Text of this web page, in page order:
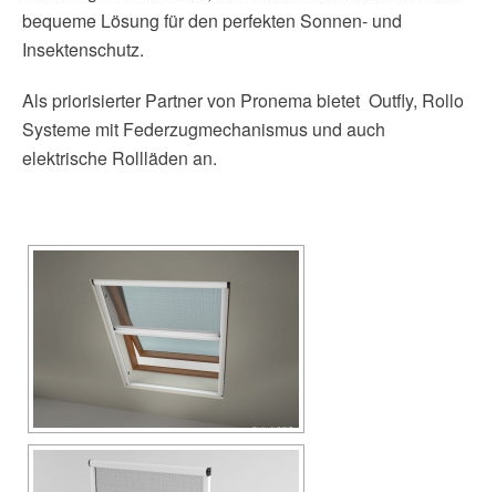
bequeme Lösung für den perfekten Sonnen- und
Insektenschutz.
Als priorisierter Partner von Pronema bietet Outfly, Rollo
Systeme mit Federzugmechanismus und auch
elektrische Rollläden an.